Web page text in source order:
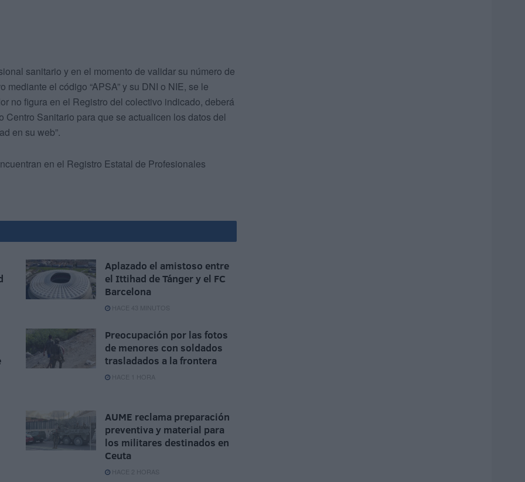
sanitario y en el momento de validar su número de
el código “APSA” y su DNI o NIE, se le
no figura en el Registro del colectivo indicado, deberá
Sanitario para que se actualicen los datos del
en su web”.
en el Registro Estatal de Profesionales
Aplazado el amistoso entre
el Ittihad de Tánger y el FC
Barcelona
HACE 43 MINUTOS
Preocupación por las fotos
de menores con soldados
trasladados a la frontera
HACE 1 HORA
AUME reclama preparación
preventiva y material para
los militares destinados en
Ceuta
HACE 2 HORAS